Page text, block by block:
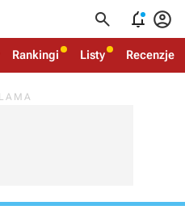
  
Rankingi Listy Recenzje